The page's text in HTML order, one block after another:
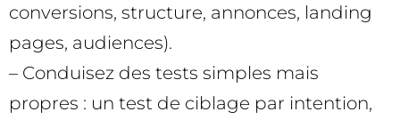
conversions, structure, annonces, landing
pages, audiences).
– Conduisez des tests simples mais
propres : un test de ciblage par intention,